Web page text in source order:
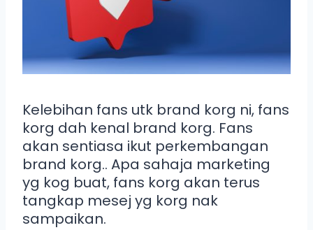
Kelebihan fans utk brand korg ni, fans
korg dah kenal brand korg. Fans
akan sentiasa ikut perkembangan
brand korg.. Apa sahaja marketing
yg kog buat, fans korg akan terus
tangkap mesej yg korg nak
sampaikan.